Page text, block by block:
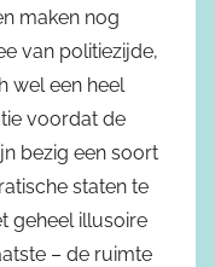
maken nog
van politiezijde,
wel een heel
voordat de
bezig een soort
staten te
geheel illusoire
– de ruimte